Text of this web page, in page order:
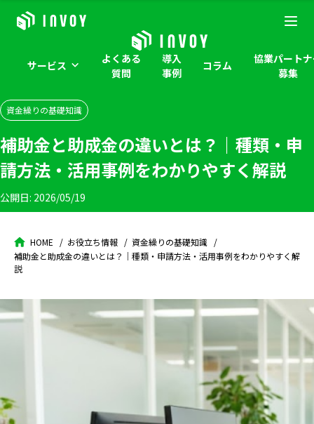
サービス
よくある
質問
導入
事例
コラム
協業パート
募集
資金繰りの基礎知識
補助金と助成金の違いとは？｜種類・申
請方法・活用事例をわかりやすく解説
公開日: 2026/05/19
HOME お役立ち情報
資金繰りの基礎知識
補助金と助成金の違いとは？｜種類・申請方法・活用事例をわかりやすく解
説